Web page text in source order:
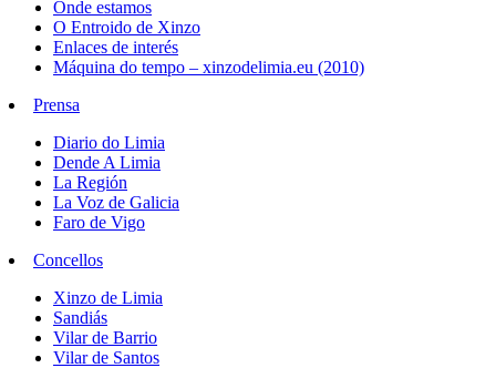
Onde estamos
O Entroido de Xinzo
Enlaces de interés
Máquina do tempo – xinzodelimia.eu (2010)
Prensa
Diario do Limia
Dende A Limia
La Región
La Voz de Galicia
Faro de Vigo
Concellos
Xinzo de Limia
Sandiás
Vilar de Barrio
Vilar de Santos